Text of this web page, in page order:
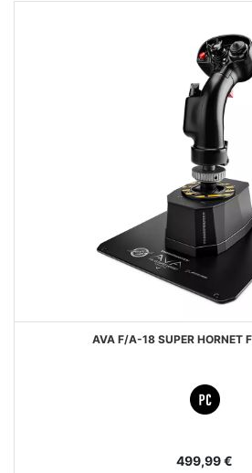
AVA F/A-18 SUPER HORNET
499,99 €